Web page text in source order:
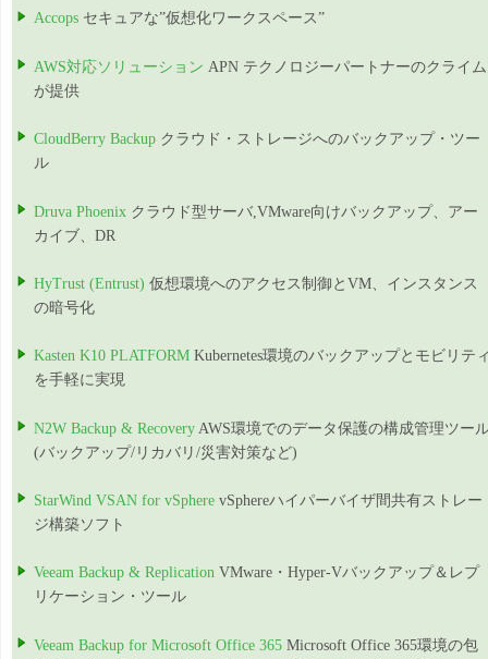
Accops セキュアな”仮想化ワークスペース”
AWS対応ソリューション APN テクノロジーパートナーのクライム
が提供
CloudBerry Backup クラウド・ストレージへのバックアップ・ツー
ル
Druva Phoenix クラウド型サーバ,VMware向けバックアップ、アー
カイブ、DR
HyTrust (Entrust) 仮想環境へのアクセス制御とVM、インスタンス
の暗号化
Kasten K10 PLATFORM Kubernetes環境のバックアップとモビリテ
を手軽に実現
N2W Backup & Recovery AWS環境でのデータ保護の構成管理ツー
(バックアップ/リカバリ/災害対策など)
StarWind VSAN for vSphere vSphereハイパーバイザ間共有ストレー
ジ構築ソフト
Veeam Backup & Replication VMware・Hyper-Vバックアップ＆レプ
リケーション・ツール
Veeam Backup for Microsoft Office 365 Microsoft Office 365環境の包